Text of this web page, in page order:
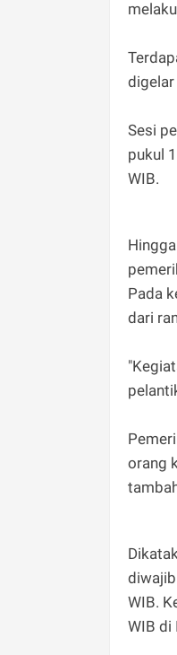
Sesi
pukul
WIB.
Pada
dari
orang
WIB.
WIB di